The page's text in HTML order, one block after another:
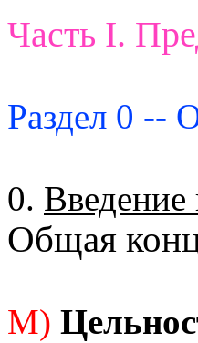
Часть I.
Раздел 0 --
0.
Общая
М)